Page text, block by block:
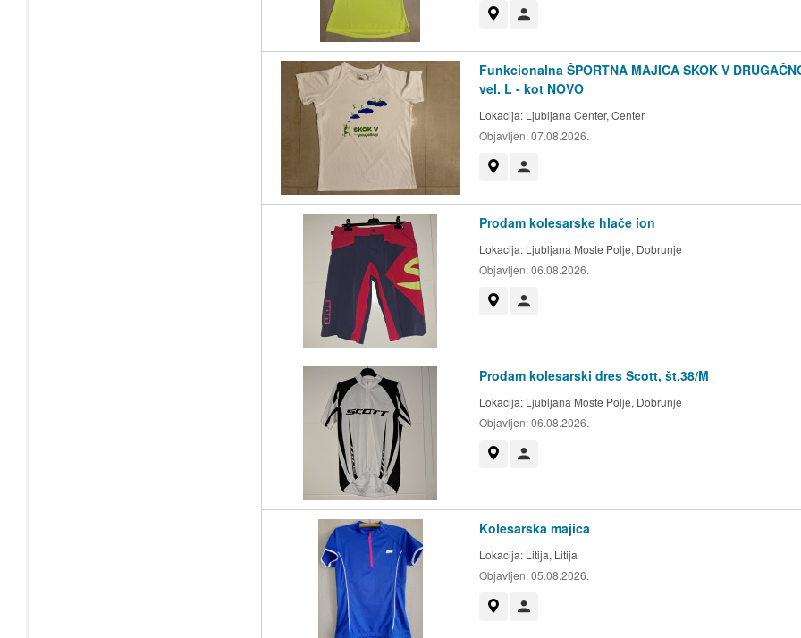
Funkcionalna ŠPORTNA MAJICA SKOK V
vel. L - kot NOVO
Lokacija: Ljubljana Center, Center
Objavljen:07.08.2026.
Prodam kolesarske hlače ion
Lokacija: Ljubljana Moste Polje, Dobrunje
Objavljen:06.08.2026.
Prodam kolesarski dres Scott, št.38/M
Lokacija: Ljubljana Moste Polje, Dobrunje
Objavljen:06.08.2026.
Kolesarska majica
Lokacija: Litija, Litija
Objavljen:05.08.2026.